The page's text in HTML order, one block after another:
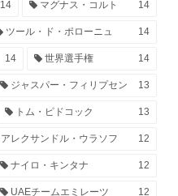
14 マグナス・コルト 14
ツール・ド・ポローニュ 14
14 世界選手権 14
ジャスパー・フィリプセン 13
トム・ピドコック 13
アレクサンドル・ウラソフ 12
ナイロ・キンタナ 12
UAEチームエミレーツ 12